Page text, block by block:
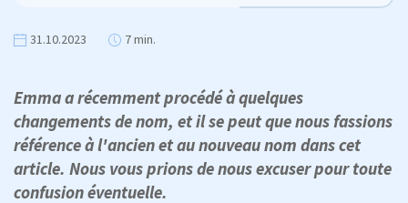
31.10.2023 7 min.
Emma a récemment procédé à quelques
changements de nom, et il se peut que nous fassions
référence à l'ancien et au nouveau nom dans cet
article. Nous vous prions de nous excuser pour toute
confusion éventuelle.